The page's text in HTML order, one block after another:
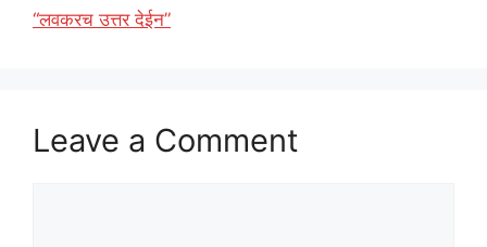
“लवकरच उत्तर देईन”
Leave a Comment